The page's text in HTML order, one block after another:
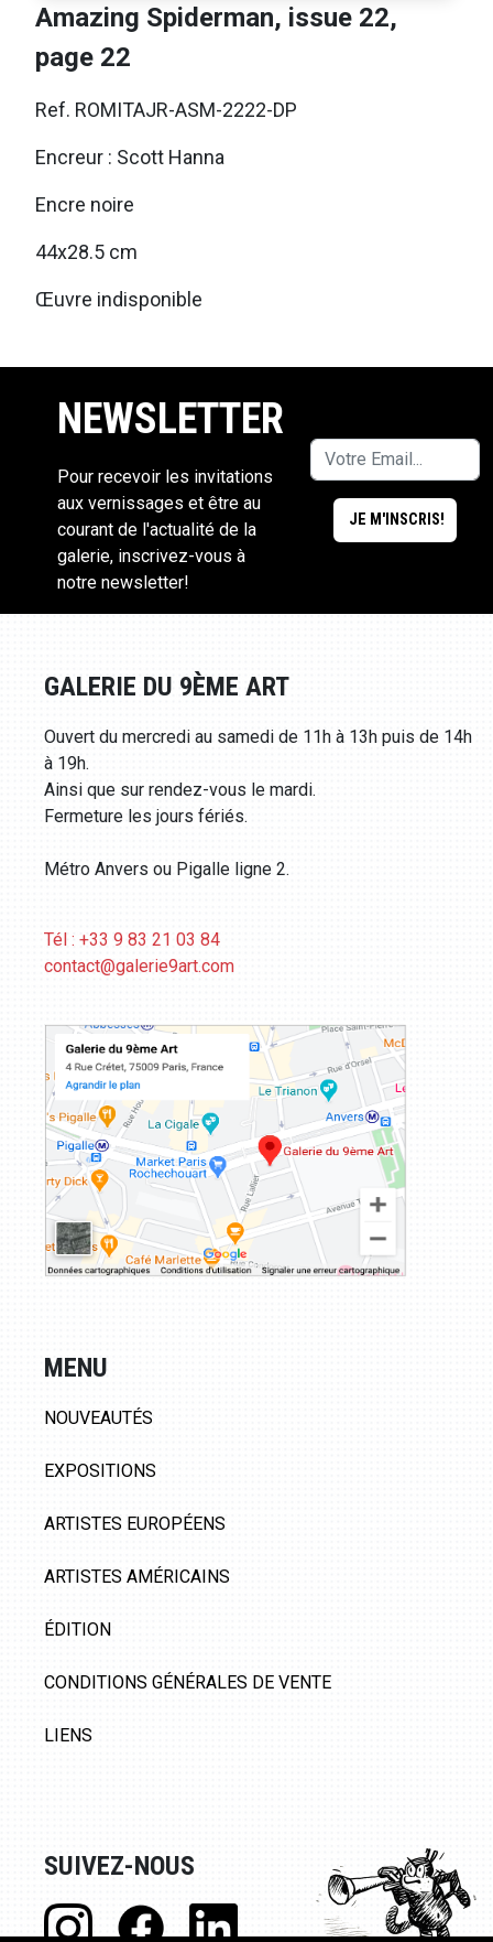
Amazing Spiderman, issue 22,
page 22
Ref. ROMITAJR-ASM-2222-DP
Encreur : Scott Hanna
Encre noire
44x28.5 cm
Œuvre indisponible
NEWSLETTER
Pour recevoir les invitations
aux vernissages et être au
courant de l'actualité de la
galerie, inscrivez-vous à
notre newsletter!
GALERIE DU 9ÈME ART
Ouvert du mercredi au samedi de 11h à 13h puis de 14h
à 19h.
Ainsi que sur rendez-vous le mardi.
Fermeture les jours fériés.
Métro Anvers ou Pigalle ligne 2.
Tél : +33 9 83 21 03 84
contact@galerie9art.com
MENU
NOUVEAUTÉS
EXPOSITIONS
ARTISTES EUROPÉENS
ARTISTES AMÉRICAINS
ÉDITION
CONDITIONS GÉNÉRALES DE VENTE
LIENS
SUIVEZ-NOUS